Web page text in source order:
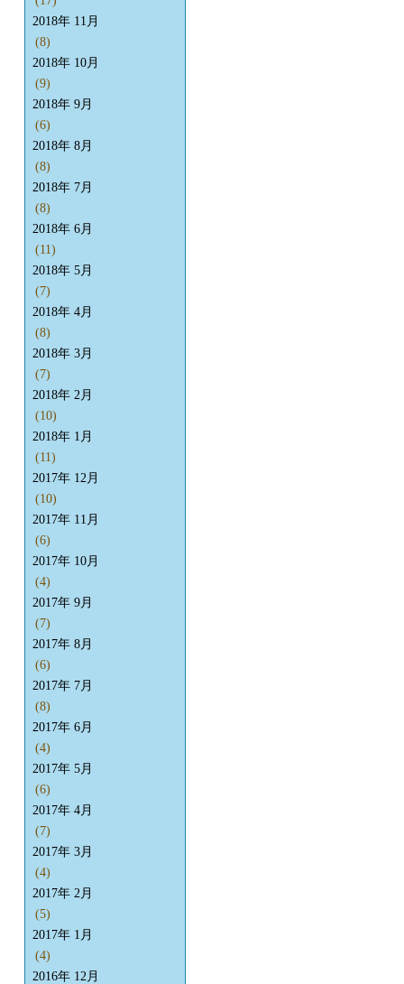
2018年 11月
(8)
2018年 10月
(9)
2018年 9月
(6)
2018年 8月
(8)
2018年 7月
(8)
2018年 6月
(11)
2018年 5月
(7)
2018年 4月
(8)
2018年 3月
(7)
2018年 2月
(10)
2018年 1月
(11)
2017年 12月
(10)
2017年 11月
(6)
2017年 10月
(4)
2017年 9月
(7)
2017年 8月
(6)
2017年 7月
(8)
2017年 6月
(4)
2017年 5月
(6)
2017年 4月
(7)
2017年 3月
(4)
2017年 2月
(5)
2017年 1月
(4)
2016年 12月